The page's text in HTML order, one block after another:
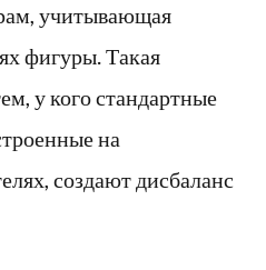
учитывающая
фигуры. Такая
у кого стандартные
на
создают дисбаланс